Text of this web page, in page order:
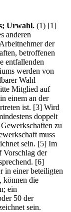
Urwahl. (1) [1]
anderen
der
betroffenen
entfallenden
werden von
Wahl
Mitglied auf
einem an der
ist. [3] Wird
doppelt
zu
muss
sein. [5] Im
Vorschlag der
[6]
in einer beteiligten
können die
ein
50 der
sein.